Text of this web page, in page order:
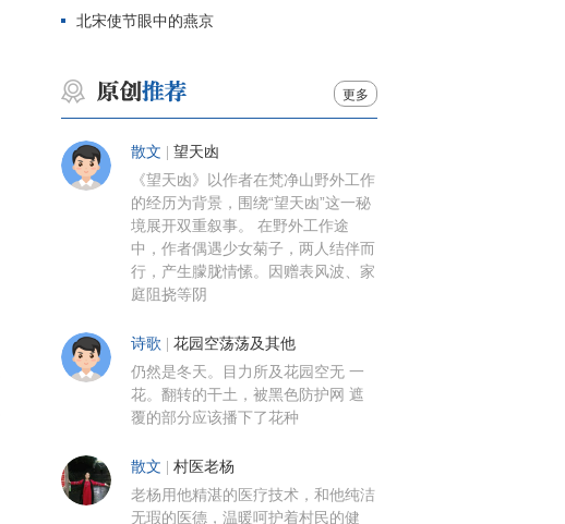
北宋使节眼中的燕京
更多
散文 望天凼
《望天凼》以作者在梵净山野外工作
的经历为背景，围绕“望天凼”这一秘
境展开双重叙事。 在野外工作途
中，作者偶遇少女菊子，两人结伴而
行，产生朦胧情愫。因赠表风波、家
庭阻挠等阴
诗歌 花园空荡荡及其他
仍然是冬天。目力所及花园空无 一
花。翻转的干土，被黑色防护网 遮
覆的部分应该播下了花种
散文 村医老杨
老杨用他精湛的医疗技术，和他纯洁
无瑕的医德，温暖呵护着村民的健